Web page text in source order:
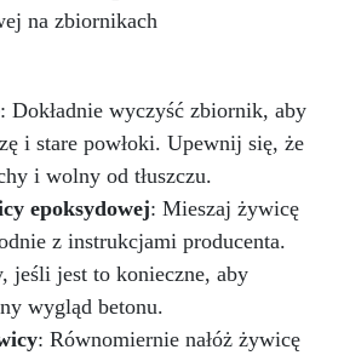
Łatwość użycia – nie spływa,
– do użytku domowego,
fug i pęknięć w basenach,
Uszczelnianie wycieków z
hydraulicznych Odbudowa
z plastiku lub metalu
śrub, wsporników w
Naprawy łodzi,
morskich, systemów
użycia Odciąć potrzebną
Ugniatać do uzyskania
(ok. 1 min). Nałożyć na czystą
na zbiornikach
: Dokładnie wyczyść zbiornik, aby
i stare powłoki. Upewnij się, że
i wolny od tłuszczu.
epoksydowej: Mieszaj żywicę
z instrukcjami producenta.
jeśli jest to konieczne, aby
wygląd betonu.
: Równomiernie nałóż żywicę